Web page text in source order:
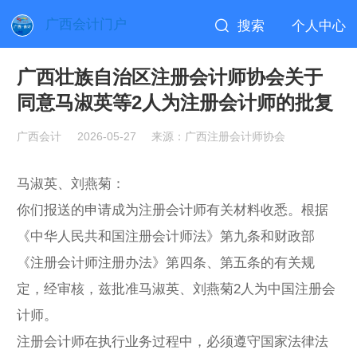
广西会计门户 搜索 个人中心
广西壮族自治区注册会计师协会关于
同意马淑英等2人为注册会计师的批复
广西会计 2026-05-27 来源：广西注册会计师协会
马淑英、刘燕菊：
你们报送的申请成为注册会计师有关材料收悉。根据
《中华人民共和国注册会计师法》第九条和财政部
《注册会计师注册办法》第四条、第五条的有关规
定，经审核，兹批准马淑英、刘燕菊2人为中国注册会
计师。
注册会计师在执行业务过程中，必须遵守国家法律法